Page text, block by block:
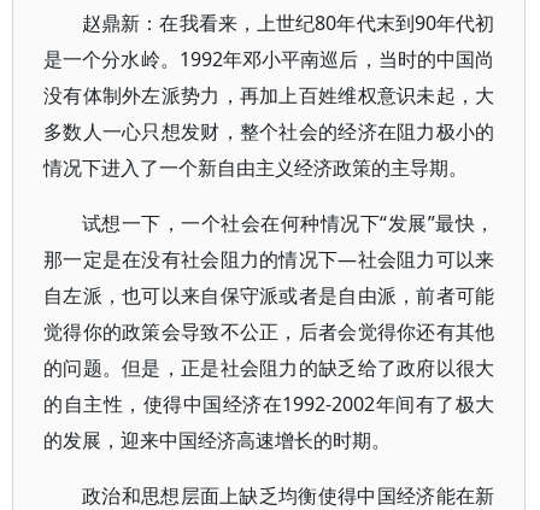
赵鼎新：在我看来，上世纪80年代末到90年代初
是一个分水岭。1992年邓小平南巡后，当时的中国尚
没有体制外左派势力，再加上百姓维权意识未起，大
多数人一心只想发财，整个社会的经济在阻力极小的
情况下进入了一个新自由主义经济政策的主导期。
试想一下，一个社会在何种情况下“发展”最快，
那一定是在没有社会阻力的情况下—社会阻力可以来
自左派，也可以来自保守派或者是自由派，前者可能
觉得你的政策会导致不公正，后者会觉得你还有其他
的问题。但是，正是社会阻力的缺乏给了政府以很大
的自主性，使得中国经济在1992-2002年间有了极大
的发展，迎来中国经济高速增长的时期。
政治和思想层面上缺乏均衡使得中国经济能在新